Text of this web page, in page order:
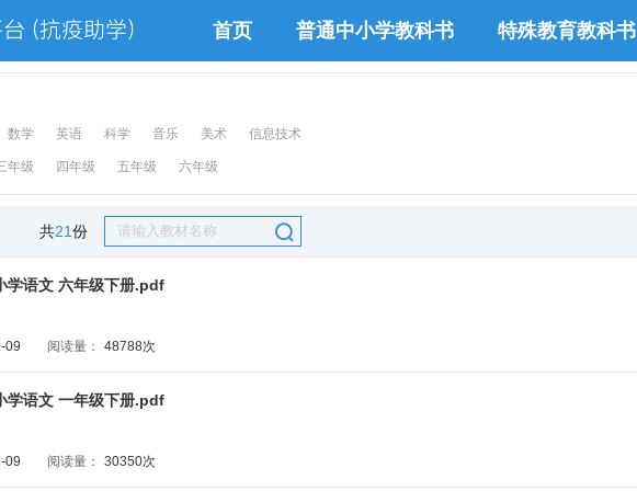
首页 普通中小学教科书 特殊教育教科书
数学 英语 科学 音乐 美术 信息技术
年级 四年级 五年级 六年级
共21份 
学语文 六年级下册.pdf
09 阅读量： 48788次
学语文 一年级下册.pdf
09 阅读量： 30350次